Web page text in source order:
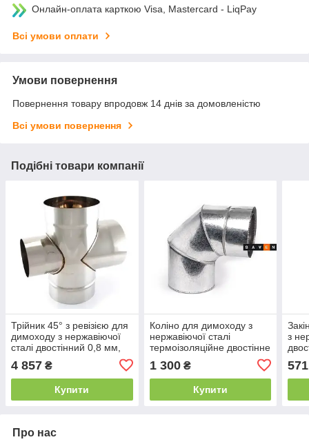
Онлайн-оплата карткою Visa, Mastercard - LiqPay
Всі умови оплати
Умови повернення
Повернення товару впродовж 14 днів за домовленістю
Всі умови повернення
Подібні товари компанії
Трійник 45° з ревізією для
димоходу з нержавіючої
сталі двостінний 0,8 мм,
4 857 ₴
Купити
Коліно для димоходу з
нержавіючої сталі
термоізоляційне двостінне
90°, 110/180, 0.5 мм, AISI
201
1 300₴
Купити
з
571
Про нас